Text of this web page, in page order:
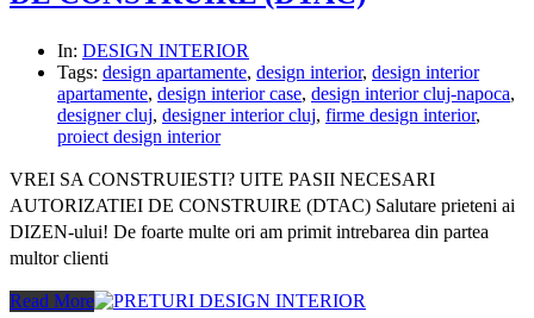
In: DESIGN INTERIOR
Tags: design apartamente, design interior, design interior
apartamente, design interior case, design interior cluj-napoca,
designer cluj, designer interior cluj, firme design interior,
proiect design interior
VREI SA CONSTRUIESTI? UITE PASII NECESARI
AUTORIZATIEI DE CONSTRUIRE (DTAC) Salutare prieteni ai
DIZEN-ului! De foarte multe ori am primit intrebarea din partea
multor clienti
Read More